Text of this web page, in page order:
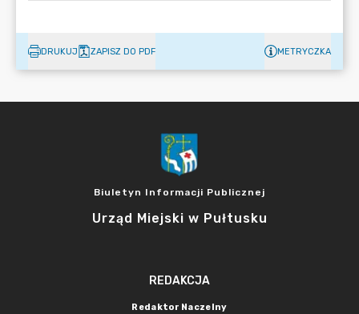
DRUKUJ ZAPISZ DO PDF METRYCZKA
Biuletyn Informacji Publicznej
Urząd Miejski w Pułtusku
REDAKCJA
Redaktor Naczelny